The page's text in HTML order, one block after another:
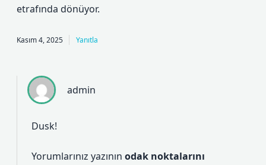
etrafında dönüyor.
Kasım 4, 2025 Yanıtla
admin
Dusk!
Yorumlarınız yazının odak noktalarını